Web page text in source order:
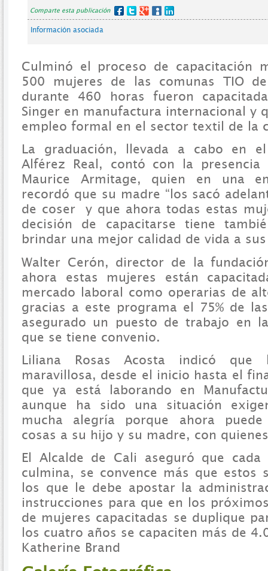
Comparte esta publicación
Información asociada
Culminó el proceso de capacitación
500 mujeres de las comunas TIO
durante 460 horas fueron
Singer en manufactura internacional y
empleo formal en el sector textil de la
La graduación, llevada a cabo en
Alférez Real, contó con la
Maurice Armitage, quien en una
recordó que su madre “los sacó
de coser y que ahora todas estas
decisión de capacitarse tiene
brindar una mejor calidad de vida a
Walter Cerón, director de la
ahora estas mujeres están
mercado laboral como operarias de
gracias a este programa el 75% de
asegurado un puesto de trabajo en
que se tiene convenio.
Liliana Rosas Acosta indicó que
maravillosa, desde el inicio hasta el
que ya está laborando en
aunque ha sido una situación
mucha alegría porque ahora
cosas a su hijo y su madre, con
El Alcalde de Cali aseguró que cada
culmina, se convence más que estos
los que le debe apostar la
instrucciones para que en los
de mujeres capacitadas se duplique
los cuatro años se capaciten más de
Katherine Brand